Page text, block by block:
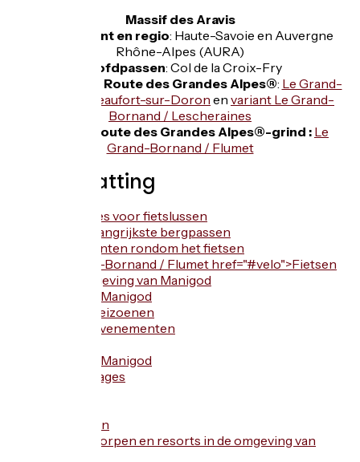
Massif des Aravis
Departement en regio: Haute-Savoie en Auvergne
Rhône-Alpes (AURA)
Hoofdpassen: Col de la Croix-Fry
Etappe op de Route des Grandes Alpes®: Le Grand-
Bornand / Beaufort-sur-Doron en variant Le Grand-
Bornand / Lescheraines
Stage op Route des Grandes Alpes®-grind : Le
Grand-Bornand / Flumet
Samenvatting
Suggesties voor fietslussen
Onze belangrijkste bergpassen
Evenementen rondom het fietsen
Le Grand-Bornand / Flumet href="#velo">Fietsen
in de omgeving van Manigod
Zomer in Manigod
Andere seizoenen
Andere evenementen
Zomer in Manigod
Témoignages
Contacten
Andere dorpen en resorts in de omgeving van